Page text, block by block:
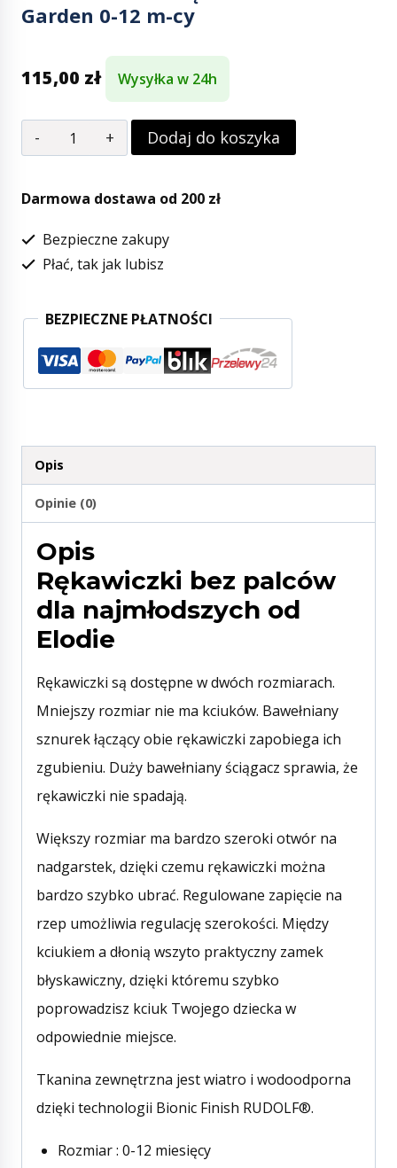
Garden 0-12 m-cy
115,00 zł Wysyłka w 24h
ilość
Elodie
Details
Rękawiczki
-
0-
12
cy
Dodaj do koszyka
Darmowa dostawa od 200 zł
Bezpieczne zakupy
Płać, tak jak lubisz
BEZPIECZNE PŁATNOŚCI
Opis
Opinie (0)
Opis
Rękawiczki bez palców
dla najmłodszych od
Elodie
Rękawiczki są dostępne w dwóch rozmiarach.
Mniejszy rozmiar nie ma kciuków. Bawełniany
sznurek łączący obie rękawiczki zapobiega ich
zgubieniu. Duży bawełniany ściągacz sprawia, że
rękawiczki nie spadają.
Większy rozmiar ma bardzo szeroki otwór na
nadgarstek, dzięki czemu rękawiczki można
bardzo szybko ubrać. Regulowane zapięcie na
rzep umożliwia regulację szerokości. Między
kciukiem a dłonią wszyto praktyczny zamek
błyskawiczny, dzięki któremu szybko
poprowadzisz kciuk Twojego dziecka w
odpowiednie miejsce.
Tkanina zewnętrzna jest wiatro i wodoodporna
dzięki technologii Bionic Finish RUDOLF®.
Rozmiar : 0-12 miesięcy